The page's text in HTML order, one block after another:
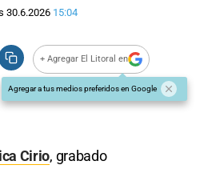
30.6.2026 15:04
+ Agregar El Litoral en
Agregar a tus medios preferidos en Google
Cirio, grabado